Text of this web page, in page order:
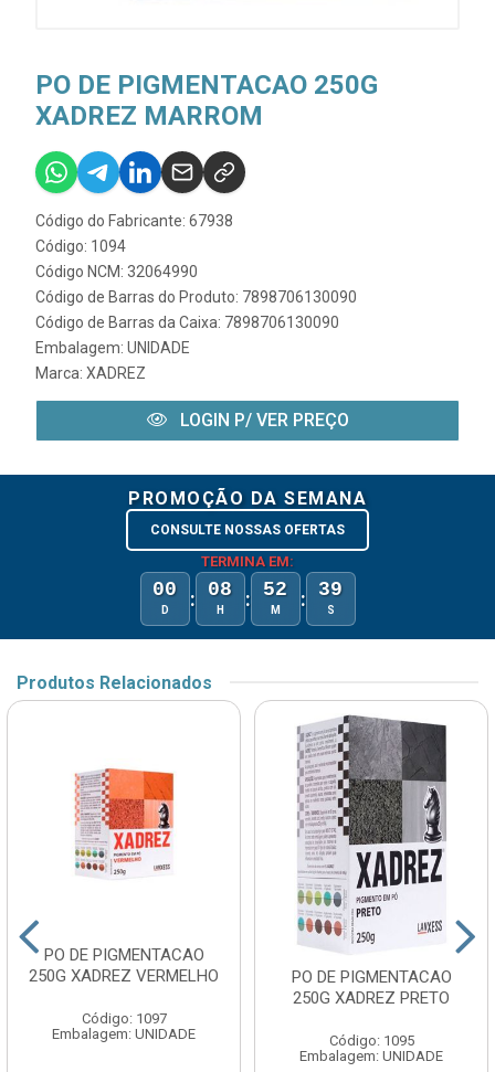
PO DE PIGMENTACAO 250G
XADREZ MARROM
Código do Fabricante: 67938
Código: 1094
Código NCM: 32064990
Código de Barras do Produto: 7898706130090
Código de Barras da Caixa: 7898706130090
Embalagem: UNIDADE
Marca: XADREZ
LOGIN P/ VER PREÇO
PROMOÇÃO DA SEMANA
CONSULTE NOSSAS OFERTAS
TERMINA EM:
00
D : 08
H : 52
M : 39
S
Produtos Relacionados
PO DE PIGMENTACAO
250G XADREZ VERMELHO
Código: 1097
Embalagem: UNIDADE
PO DE PIGMENTACAO
250G XADREZ PRETO
Código: 1095
Embalagem: UNIDADE